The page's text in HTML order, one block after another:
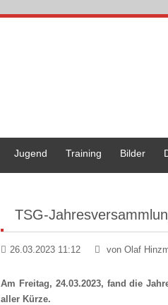
Jugend Training Bilder
TSG-
26.03.2023 11:12 von Olaf
Am Freitag, 24.03.2023, fand die
aller Kürze.